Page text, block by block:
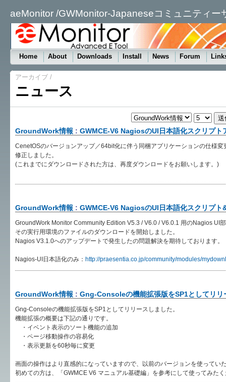
aeMonitor /GWMonitor-Japaneseコミュニティー
Home About Downloads Install News Forum
アーカイブ/
ニュース
GroundWork情報 : GWMCE-V6 NagiosのUI日本語化スクリプト
CenetOSのバージョンアップ／64bit化に伴う同梱アプリケーションの仕様
修正しました。
(これまでにダウンロードされた方は、再度ダウンロードをお願いします。)
GroundWork情報 : GWMCE-V6 NagiosのUI日本語化スクリプト
GroundWork Monitor Community Edition V5.3 / V6.0 / V6.0.1 用のNagios UI
その実行用環境のファイルのダウンロードを開始しました。
Nagios V3.1.0へのアップデートで発生したの問題解決を期待しております。
Nagios-UI日本語化のみ： http://praesentia.co.jp/community/modules/
GroundWork情報 : Gng-Consoleの機能拡張版をSP1としてリリ
Gng-Consoleの機能拡張版をSP1としてリリースしました。
機能拡張の概要は下記の通りです。
・イベント表示のソート機能の追加
・ページ移動操作の容易化
・表示更新を60秒毎に変更
画面の操作はより直感的になっていますので、以前のバージョンを使ってい
初めての方は、「GWMCE V6 マニュアル基礎編」を参考にして使ってみた